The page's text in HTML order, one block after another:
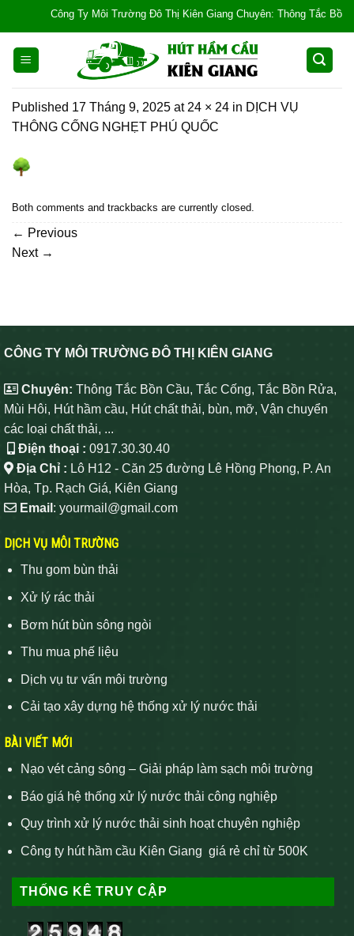
content
Công Ty Môi Trường Đô Thị Kiên Giang Chuyên: Thông Tắc Bồn
Published 17 Tháng 9, 2025 at 24 × 24 in DỊCH VỤ
THÔNG CỐNG NGHẸT PHÚ QUỐC
Both comments and trackbacks are currently closed.
← Previous
Next →
CÔNG TY MÔI TRƯỜNG ĐÔ THỊ KIÊN GIANG
Chuyên: Thông Tắc Bồn Cầu, Tắc Cống, Tắc Bồn Rửa,
Mùi Hôi, Hút hầm cầu, Hút chất thải, bùn, mỡ, Vận chuyển
các loại chất thải, ...
Điện thoại : 0917.30.30.40
Địa Chỉ : Lô H12 - Căn 25 đường Lê Hồng Phong, P. An
Hòa, Tp. Rạch Giá, Kiên Giang
Email : yourmail@gmail.com
DỊCH VỤ MÔI TRƯỜNG
Thu gom bùn thải
Xử lý rác thải
Bơm hút bùn sông ngòi
Thu mua phế liệu
Dịch vụ tư vấn môi trường
Cải tạo xây dựng hệ thống xử lý nước thải
BÀI VIẾT MỚI
Nạo vét cảng sông – Giải pháp làm sạch môi trường
Báo giá hệ thống xử lý nước thải công nghiệp
Quy trình xử lý nước thải sinh hoạt chuyên nghiệp
Công ty hút hầm cầu Kiên Giang giá rẻ chỉ từ 500K
THỐNG KÊ TRUY CẬP